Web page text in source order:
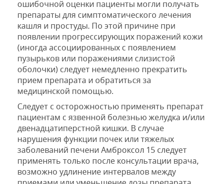
ошибочной оценки пациенты могли получать
препараты для симптоматического лечения
кашля и простуды. По этой причине при
появлении прогрессирующих поражений кожи
(иногда ассоциированных с появлением
пузырьков или поражениями слизистой
оболочки) следует немедленно прекратить
прием препарата и обратиться за
медицинской помощью.
Следует с осторожностью применять препарат
пациентам с язвенной болезньюжелудка и/или
двенадцатиперстной кишки. В случае
нарушения функции почек или тяжелых
заболеваний печени Амброксол 15 следует
применять только после консультации врача,
возможно удлинение интервалов между